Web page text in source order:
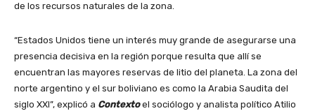
de los recursos naturales de la zona.
“Estados Unidos tiene un interés muy grande de asegurarse una
presencia decisiva en la región porque resulta que allí se
encuentran las mayores reservas de litio del planeta. La zona del
norte argentino y el sur boliviano es como la Arabia Saudita del
siglo XXI”, explicó a Contexto el sociólogo y analista político Atilio